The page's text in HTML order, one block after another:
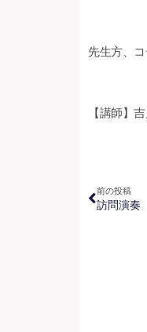
先生方、
【講師】
前の投稿
訪問演奏